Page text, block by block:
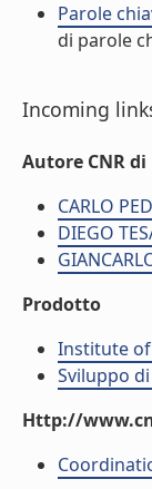
Parole
di parole
Incoming
Autore CNR di
CARLO
DIEGO
Prodotto
Institute
Sviluppo
Http://